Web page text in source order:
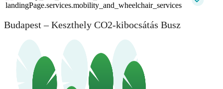
landingPage.services.mobility_and_wheelchair_services
Budapest – Keszthely CO2-kibocsátás Busz